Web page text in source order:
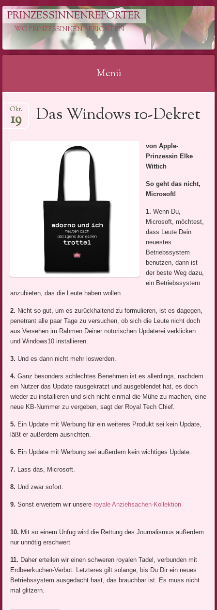
PRINZESSINNENREPORTER
WO PRINZESSINNEN BERICHTEN
Menü
zum
Inhalt
Das Windows 10-Dekret
Okt.
19
von Apple-
Prinzessin Elke
Wittich
So geht das nicht,
Microsoft!
1. Wenn Du,
Microsoft, möchtest,
dass Leute Dein
neuestes
Betriebssystem
benutzen, dann ist
der beste Weg dazu,
ein Betriebssystem
anzubieten, das die Leute haben wollen.
2. Nicht so gut, um es zurückhaltend zu formulieren, ist es dagegen,
penetrant alle paar Tage zu versuchen, ob sich die Leute nicht doch
aus Versehen im Rahmen Deiner notorischen Updaterei verklicken
und Windows10 installieren.
3. Und es dann nicht mehr loswerden.
4.Ganz besonders schlechtes Benehmen ist es allerdings, nachdem
ein Nutzer das Update rausgekratzt und ausgeblendet hat, es doch
wieder zu installieren und sich nicht einmal die Mühe zu machen, eine
neue KB-Nummer zu vergeben, sagt der Royal Tech Chief.
5. Ein Update mit Werbung für ein weiteres Produkt sei kein Update,
läßt er außerdem ausrichten.
6. Ein Update mit Werbung sei außerdem kein wichtiges Update.
7. Lass das, Microsoft.
8. Und zwar sofort.
9.Sonst erweitern wir unsere royale Anziehsachen-Kollektion
10. Mit so einem Unfug wird die Rettung des Journalismus außerdem
nur unnötig erschwert
11. Daher erteilen wir einen schweren royalen Tadel, verbunden mit
Erdbeerkuchen-Verbot. Letzteres gilt solange, bis Du Dir ein neues
Betriebssystem ausgedacht hast, das brauchbar ist. Es muss nicht
mal glitzern.